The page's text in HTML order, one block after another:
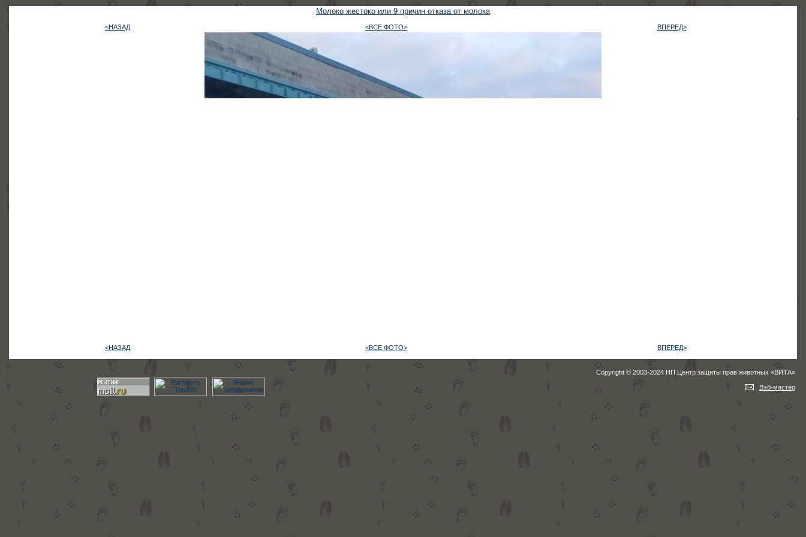
Молоко жестоко или 9 причин отказа от молока
<НАЗАД <ВСЕ ФОТО> ВПЕРЕД>
<НАЗАД <ВСЕ ФОТО> ВПЕРЕД>
Copyright © 2003-2024 НП Центр защиты прав животных «ВИТА»
Вэб-мастер